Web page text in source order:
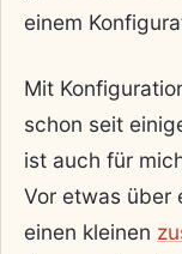
einem
Mit
schon seit
ist auch für
Vor etwas über
einen kleinen